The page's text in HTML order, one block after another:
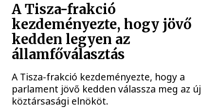
A Tisza-frakció
kezdeményezte, hogy jövő
kedden legyen az
államfőválasztás
A Tisza-frakció kezdeményezte, hogy a
parlament jövő kedden válassza meg az új
köztársasági elnököt.